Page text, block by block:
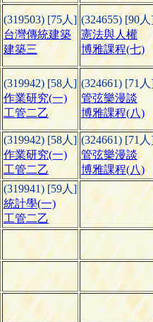
(319503) [75人]
台灣傳統建築
建築三
(324655) [90
憲法與人權
博雅課程(七)
(319942) [58人]
作業研究(一)
工管二乙
(324661) [71
管弦樂漫談
博雅課程(八)
(319942) [58人]
作業研究(一)
工管二乙
(324661) [71
管弦樂漫談
博雅課程(八)
(319941) [59人]
統計學(一)
工管二乙